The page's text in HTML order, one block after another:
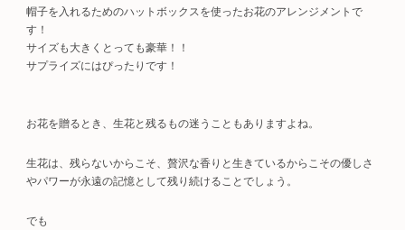
帽子を入れるためのハットボックスを使ったお花のアレンジメントで
す！
サイズも大きくとっても豪華！！
サプライズにはぴったりです！
お花を贈るとき、生花と残るもの迷うこともありますよね。
生花は、残らないからこそ、贅沢な香りと生きているからこその優しさ
やパワーが永遠の記憶として残り続けることでしょう。
でも